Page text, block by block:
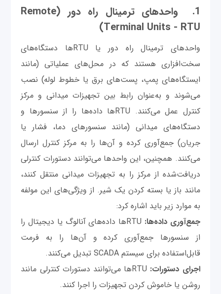
1. واحدهای ترمینال راه دور (Remote
Terminal Units - RTU)
واحدهای ترمینال راه دور یا RTUها دستگاه‌های
سخت‌افزاری هستند که در محل‌های عملیاتی (مانند
ایستگاه‌های پمپ، پست‌های برق یا خطوط لوله) نصب
می‌شوند و به‌عنوان رابط بین تجهیزات میدانی و مرکز
کنترل عمل می‌کنند. RTUها داده‌ها را از سنسورها و
دستگاه‌های میدانی (مانند سنسورهای دما، فشار یا
جریان) جمع‌آوری کرده و آن‌ها را به مرکز کنترل ارسال
می‌کنند. همچنین، این واحدها می‌توانند دستورات کنترلی
دریافت‌شده از مرکز را به تجهیزات میدانی منتقل کنند،
مانند باز یا بسته کردن یک شیر. از ویژگی‌های این مولفه
به موارد زیر باید اشاره کرد:
جمع‌آوری داده‌ها:
RTUها داده‌های آنالوگ یا دیجیتال را
از سنسورها جمع‌آوری کرده و آن‌ها را به فرمت
قابل‌استفاده برای سیستم SCADA تبدیل می‌کنند.
اجرای دستورات:
RTUها می‌توانند دستورات کنترلی مانند
روشن یا خاموش کردن تجهیزات را اجرا کنند.